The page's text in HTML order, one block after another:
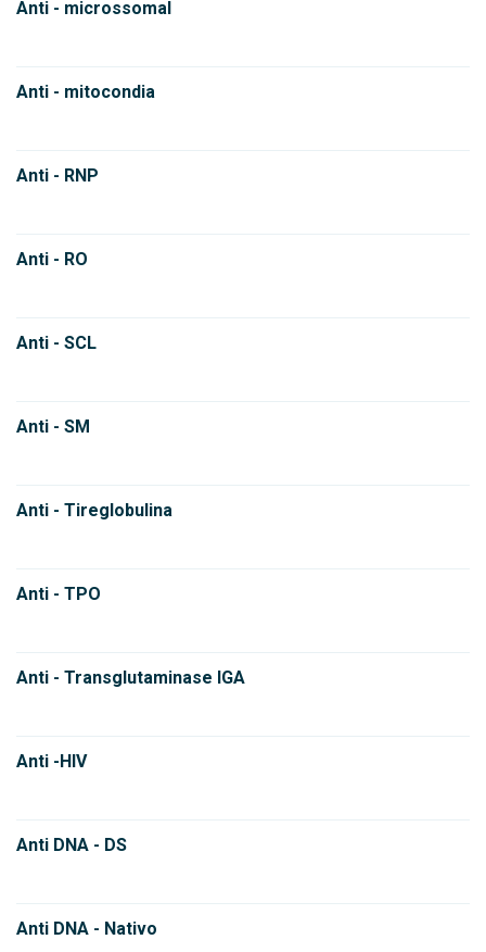
Anti - microssomal
Anti - mitocondia
Anti - RNP
Anti - RO
Anti - SCL
Anti - SM
Anti - Tireglobulina
Anti - TPO
Anti - Transglutaminase IGA
Anti -HIV
Anti DNA - DS
Anti DNA - Nativo